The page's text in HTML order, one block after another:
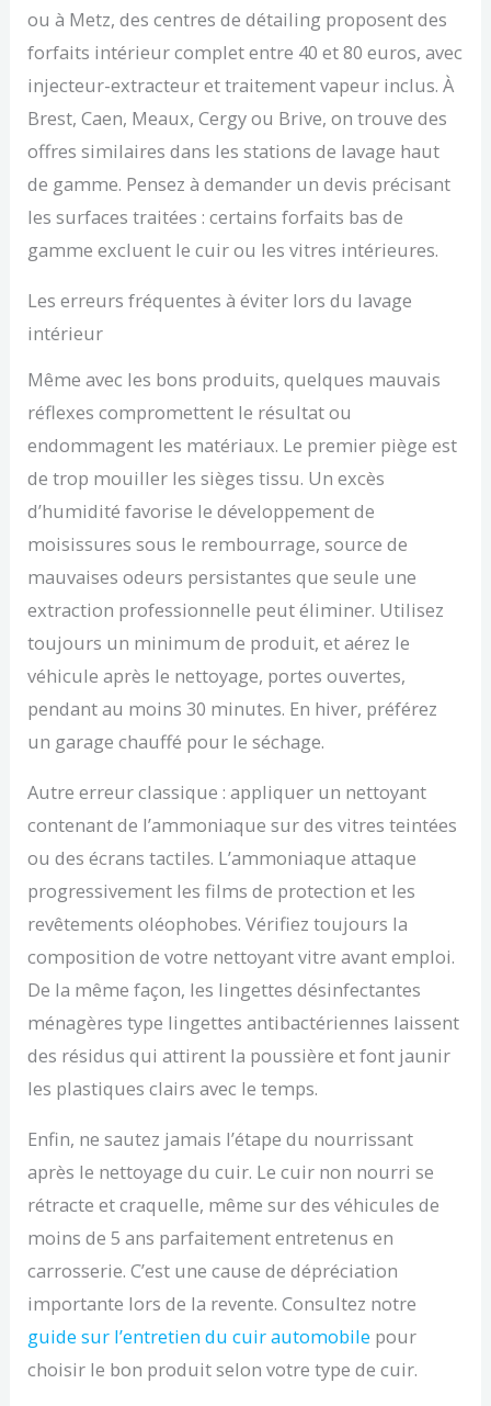
ou à Metz, des centres de détailing proposent des
forfaits intérieur complet entre 40 et 80 euros, avec
injecteur-extracteur et traitement vapeur inclus. À
Brest, Caen, Meaux, Cergy ou Brive, on trouve des
offres similaires dans les stations de lavage haut
de gamme. Pensez à demander un devis précisant
les surfaces traitées : certains forfaits bas de
gamme excluent le cuir ou les vitres intérieures.
Les erreurs fréquentes à éviter lors du lavage
intérieur
Même avec les bons produits, quelques mauvais
réflexes compromettent le résultat ou
endommagent les matériaux. Le premier piège est
de trop mouiller les sièges tissu. Un excès
d’humidité favorise le développement de
moisissures sous le rembourrage, source de
mauvaises odeurs persistantes que seule une
extraction professionnelle peut éliminer. Utilisez
toujours un minimum de produit, et aérez le
véhicule après le nettoyage, portes ouvertes,
pendant au moins 30 minutes. En hiver, préférez
un garage chauffé pour le séchage.
Autre erreur classique : appliquer un nettoyant
contenant de l’ammoniaque sur des vitres teintées
ou des écrans tactiles. L’ammoniaque attaque
progressivement les films de protection et les
revêtements oléophobes. Vérifiez toujours la
composition de votre nettoyant vitre avant emploi.
De la même façon, les lingettes désinfectantes
ménagères type lingettes antibactériennes laissent
des résidus qui attirent la poussière et font jaunir
les plastiques clairs avec le temps.
Enfin, ne sautez jamais l’étape du nourrissant
après le nettoyage du cuir. Le cuir non nourri se
rétracte et craquelle, même sur des véhicules de
moins de 5 ans parfaitement entretenus en
carrosserie. C’est une cause de dépréciation
importante lors de la revente. Consultez notre
guide sur l’entretien du cuir automobile pour
choisir le bon produit selon votre type de cuir.